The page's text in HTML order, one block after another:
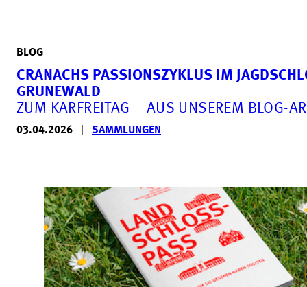
BLOG
CRANACHS PASSIONSZYKLUS IM
GRUNEWALD
ZUM KARFREITAG – AUS UNSEREM BLOG-
03.04.2026 SAMMLUNGEN